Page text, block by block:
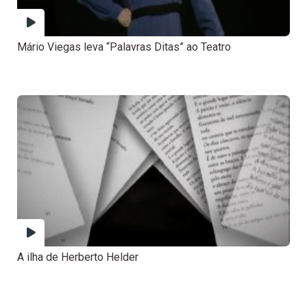
Mário Viegas leva “Palavras Ditas” ao Teatro
A ilha de Herberto Helder